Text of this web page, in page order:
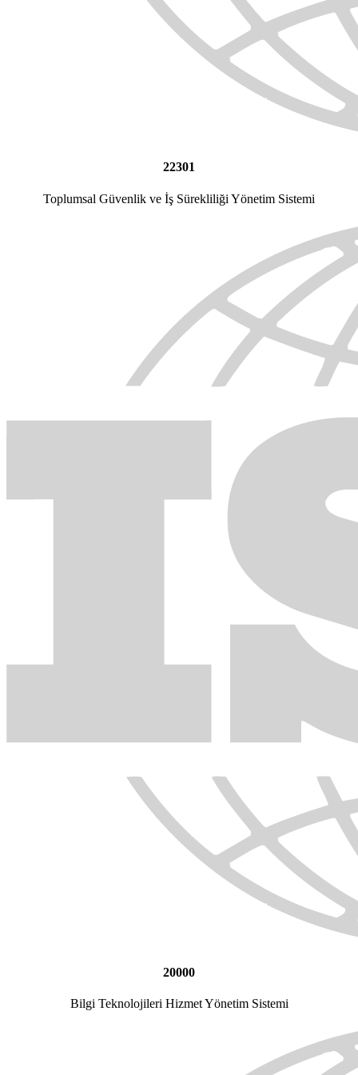
22301
Toplumsal Güvenlik ve İş Sürekliliği Yönetim Sistemi
20000
Bilgi Teknolojileri Hizmet Yönetim Sistemi